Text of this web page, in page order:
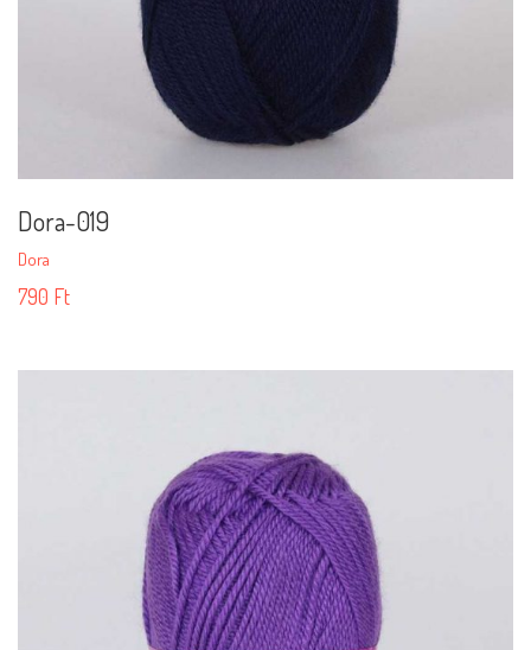
Dora-019
Dora
790 Ft